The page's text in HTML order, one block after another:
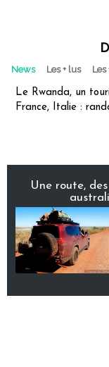
News Les + lus
Le Rwanda, un
France, Italie :
Une route,